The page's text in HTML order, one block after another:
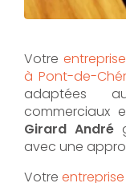
Votre
à Pont-de-
adaptées
commerciaux
Girard André
avec une
Votre